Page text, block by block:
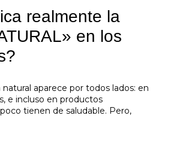
realmente la
en los
natural aparece por todos lados: en
e incluso en productos
tienen de saludable. Pero,